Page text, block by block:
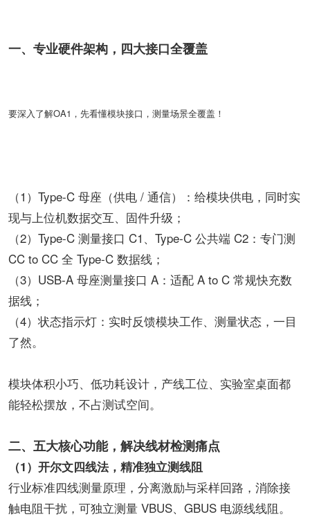
一、专业硬件架构，四大接口全覆盖
要深入了解OA1，先看懂模块接口，测量场景全覆盖！
（1）Type‑C 母座（供电 / 通信）：给模块供电，同时实
现与上位机数据交互、固件升级；
（2）Type‑C 测量接口 C1、Type‑C 公共端 C2：专门测
CC to CC 全 Type‑C 数据线；
（3）USB‑A 母座测量接口 A：适配 A to C 常规快充数
据线；
（4）状态指示灯：实时反馈模块工作、测量状态，一目
了然。
模块体积小巧、低功耗设计，产线工位、实验室桌面都
能轻松摆放，不占测试空间。
二、五大核心功能，解决线材检测痛点
（1）开尔文四线法，精准独立测线阻
行业标准四线测量原理，分离激励与采样回路，消除接
触电阻干扰，可独立测量 VBUS、GBUS 电源线线阻。